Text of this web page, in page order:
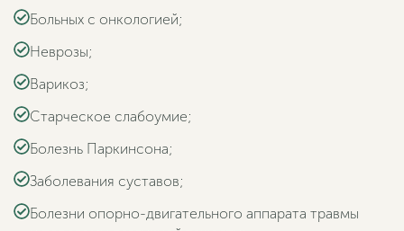
Больных с онкологией;
Неврозы;
Варикоз;
Старческое слабоумие;
Болезнь Паркинсона;
Заболевания суставов;
Болезни опорно-двигательного аппарата травмы